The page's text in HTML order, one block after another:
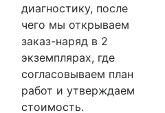
диагностику, после
чего мы открываем
заказ-наряд в 2
экземплярах, где
согласовываем план
работ и утверждаем
стоимость.